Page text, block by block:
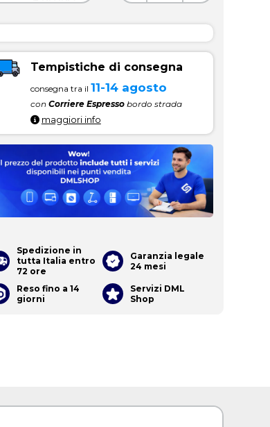
Tempistiche di consegna
consegna tra il 11-14 agosto
con Corriere Espressobordo strada
maggiori info
Spedizione in
tutta Italia entro
72 ore
Garanzia legale
24 mesi
Reso fino a 14
giorni
Servizi DML
Shop